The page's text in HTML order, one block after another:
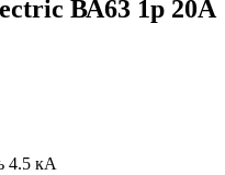
ВА63 1р 20A
4.5 кА